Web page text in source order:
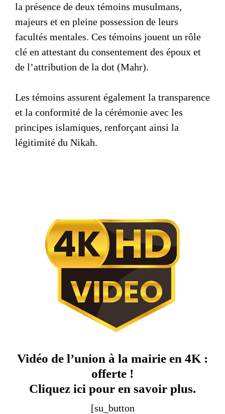
la présence de deux témoins musulmans,
majeurs et en pleine possession de leurs
facultés mentales. Ces témoins jouent un rôle
clé en attestant du consentement des époux et
de l’attribution de la dot (Mahr).
Les témoins assurent également la transparence
et la conformité de la cérémonie avec les
principes islamiques, renforçant ainsi la
légitimité du Nikah.
Vidéo de l’union à la mairie en 4K :
offerte !
Cliquez ici pour en savoir plus.
[su_button